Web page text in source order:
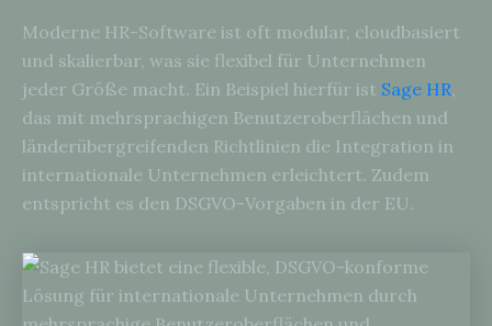
Moderne HR-Software ist oft modular, cloudbasiert
und skalierbar, was sie flexibel für Unternehmen
jeder Größe macht. Ein Beispiel hierfür ist Sage HR
das mit mehrsprachigen Benutzeroberflächen und
länderübergreifenden Richtlinien die Integration in
internationale Unternehmen erleichtert. Zudem
entspricht es den DSGVO-Vorgaben in der EU.